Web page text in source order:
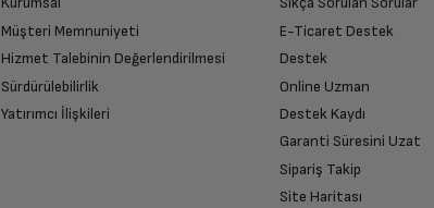
Müşteri Memnuniyeti
Hizmet Talebinin Değerlendirilmesi
Sürdürülebilirlik
Yatırımcı İlişkileri
E-Ticaret Destek
Destek
Online Uzman
Destek Kaydı
Garanti Süresini Uzat
Sipariş Takip
Site Haritası